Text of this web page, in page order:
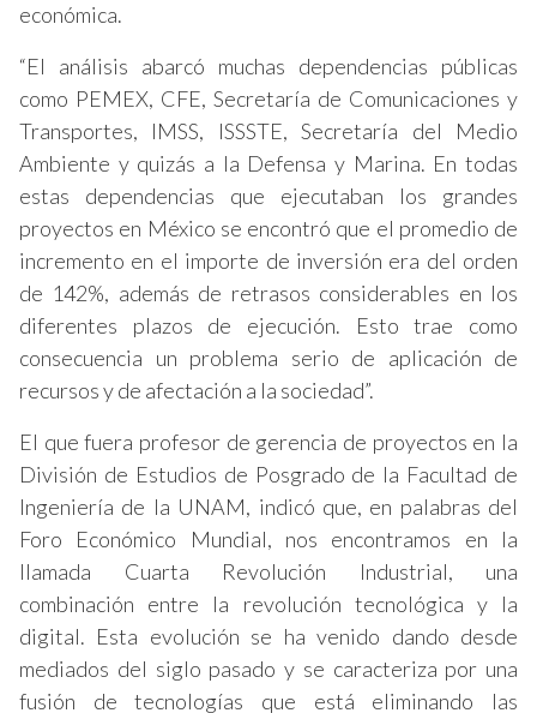
económica.
“El análisis abarcó muchas dependencias públicas
como PEMEX, CFE, Secretaría de Comunicaciones y
Transportes, IMSS, ISSSTE, Secretaría del Medio
Ambiente y quizás a la Defensa y Marina. En todas
estas dependencias que ejecutaban los grandes
proyectos en México se encontró que el promedio de
incremento en el importe de inversión era del orden
de 142%, además de retrasos considerables en los
diferentes plazos de ejecución. Esto trae como
consecuencia un problema serio de aplicación de
recursos y de afectación a la sociedad”.
El que fuera profesor de gerencia de proyectos en la
División de Estudios de Posgrado de la Facultad de
Ingeniería de la UNAM, indicó que, en palabras del
Foro Económico Mundial, nos encontramos en la
llamada Cuarta Revolución Industrial, una
combinación entre la revolución tecnológica y la
digital. Esta evolución se ha venido dando desde
mediados del siglo pasado y se caracteriza por una
fusión de tecnologías que está eliminando las